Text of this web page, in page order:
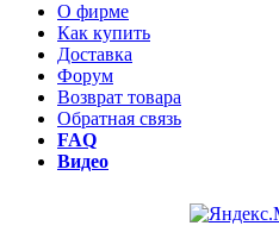
О фирме
Как купить
Доставка
Форум
Возврат товара
Обратная связь
FAQ
Видео